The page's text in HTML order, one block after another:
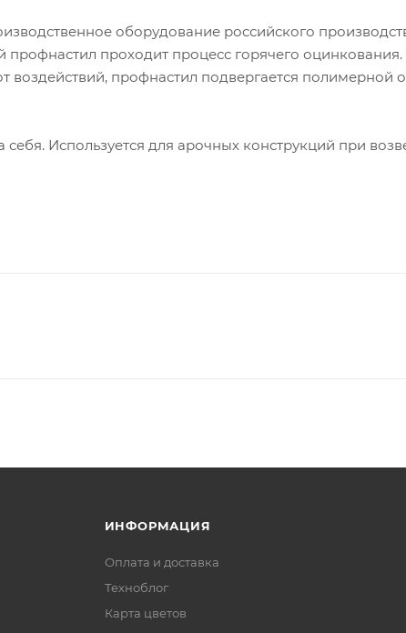
оборудование российского
проходит процесс горячего оцинкования.
воздействий, профнастил подвергается полимерной
Используется для арочных конструкций при
ИНФОРМАЦИЯ
Оплата и доставка
Техноблог
Карта цветов